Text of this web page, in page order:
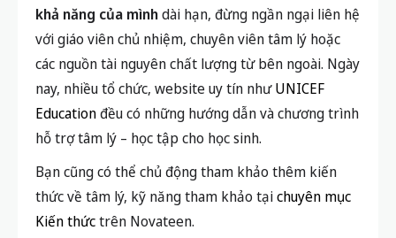
khả năng của mìnhdài hạn, đừng ngần ngại liên hệ
với giáo viên chủ nhiệm, chuyên viên tâm lý hoặc
các nguồn tài nguyên chất lượng từ bên ngoài. Ngày
nay, nhiều tổ chức, website uy tín nhưUNICEF
Educationđều có những hướng dẫn và chương trình
hỗ trợ tâm lý – học tập cho học sinh.
Bạn cũng có thể chủ động tham khảo thêm kiến
thức về tâm lý, kỹ năng tham khảo tạichuyên mục
Kiến thứctrên Novateen.